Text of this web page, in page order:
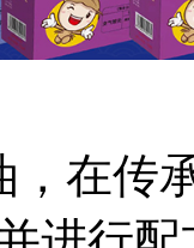
在传